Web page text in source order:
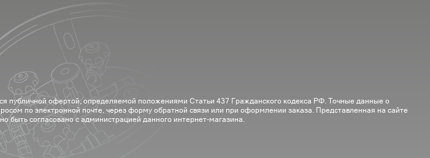
публичной офертой, определяемой положениями Статьи 437 Гражданского кодекса РФ. Точные данные о
по электронной почте, через форму обратной связи или при оформлении заказа. Представленная на сайте
согласовано с администрацией данного интернет-магазина.